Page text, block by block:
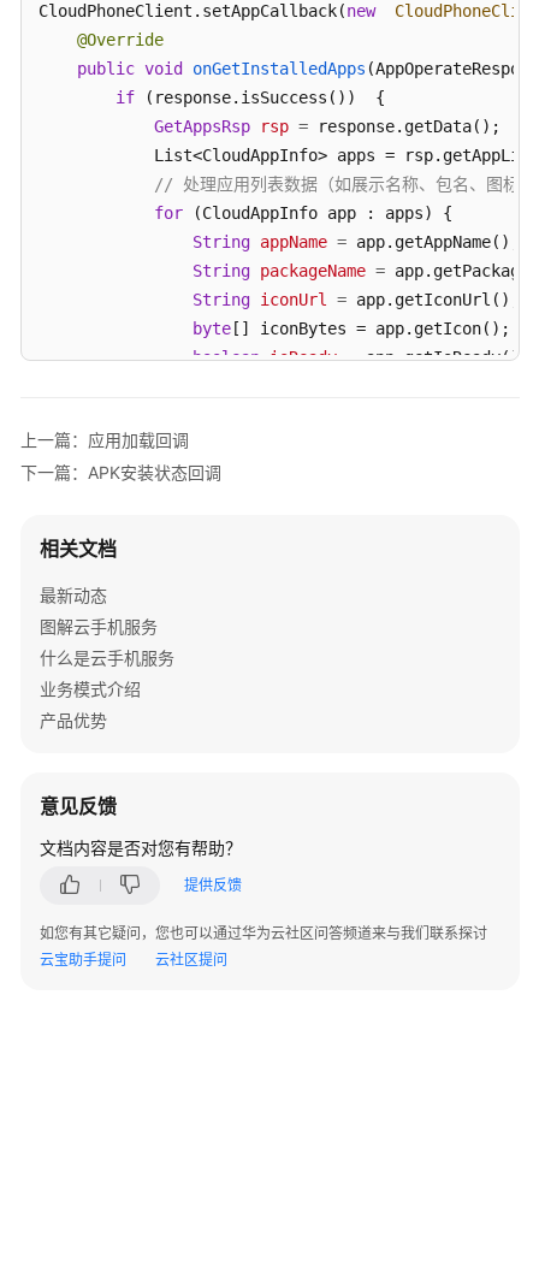
SDK
概
SDK
开
口
本
功
能
模
视
功
能
块
CloudPhoneClient.setAppCallback(new
@Override
public void onGetInstalledApps
if (response.isSuccess())  {
GetAppsRsp
rsp = response.getData();
List<CloudAppInfo> apps =
// 处理应用列表数据（如展示名称、包名、图标
for (CloudAppInfo app : apps) {
String appName = app.getAppName();
String packageName =
String iconUrl = app.getIconUrl();
byte [] iconBytes = app.getIcon();
boolean isReady =
        }
else {
// 处理接口调用失败（如网络异常、参数错误等
        }
    }
});
CloudPhoneClient.getInstalledApps(req);
上一篇：应用加载回调
下一篇：APK安装状态回调
相关文档
最新动态
图解云手机服务
什么是云手机服务
业务模式介绍
产品优势
意见反馈
文档内容是否对您有帮助？
提供反馈
如您有其它疑问，您也可以通过华为云社区问答频道来与我们联系探讨
云宝助手提问
云社区提问